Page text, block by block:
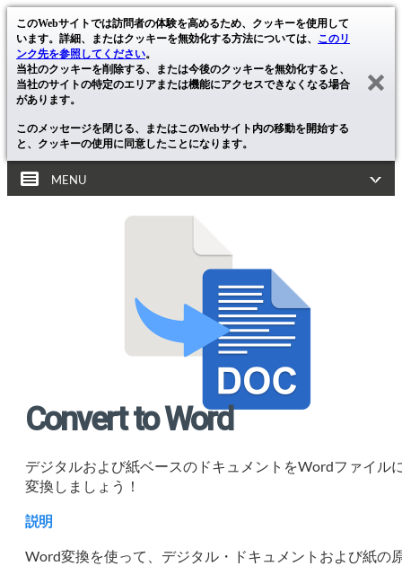
このWebサイトでは訪問者の体験を高めるため、クッキーを使用して
います。詳細、またはクッキーを無効化する方法については、 このリ
ンク先を参照してください。
当社のクッキーを削除する、または今後のクッキーを無効化すると、
当社のサイトの特定のエリアまたは機能にアクセスできなくなる場合
があります。
このメッセージを閉じる、またはこのWebサイト内の移動を開始する
と、クッキーの使用に同意したことになります。
MENU
Convert to Word
デジタルおよび紙ベースのドキュメントをWordファイル
変換しましょう！
説明
Word変換を使って、デジタル・ドキュメントおよび紙の